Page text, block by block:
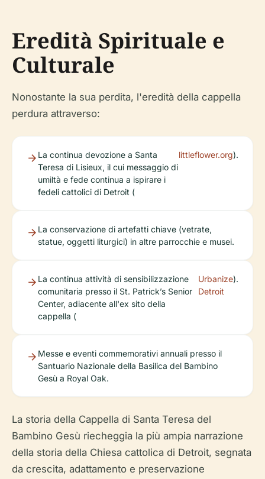
Eredità Spirituale e
Culturale
Nonostante la sua perdita, l'eredità della cappella
perdura attraverso:
La continua devozione a Santa
Teresa di Lisieux, il cui messaggio di
umiltà e fede continua a ispirare i
fedeli cattolici di Detroit (
littleflower.org).
La conservazione di artefatti chiave (vetrate,
statue, oggetti liturgici) in altre parrocchie e musei.
La continua attività di sensibilizzazione
comunitaria presso il St. Patrick’s Senior
Center, adiacente all'ex sito della
cappella (
Urbanize
Detroit
).
Messe e eventi commemorativi annuali presso il
Santuario Nazionale della Basilica del Bambino
Gesù a Royal Oak.
La storia della Cappella di Santa Teresa del
Bambino Gesù riecheggia la più ampia narrazione
della storia della Chiesa cattolica di Detroit, segnata
da crescita, adattamento e preservazione